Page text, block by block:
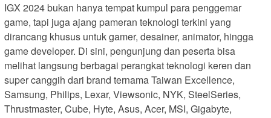
IGX 2024 bukan hanya tempat kumpul para penggemar
game, tapi juga ajang pameran teknologi terkini yang
dirancang khusus untuk gamer, desainer, animator, hingga
game developer. Di sini, pengunjung dan peserta bisa
melihat langsung berbagai perangkat teknologi keren dan
super canggih dari brand ternama Taiwan Excellence,
Samsung, Philips, Lexar, Viewsonic, NYK, SteelSeries,
Thrustmaster, Cube, Hyte, Asus, Acer, MSI, Gigabyte,